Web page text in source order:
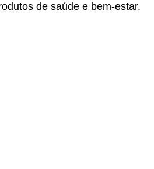
de saúde e bem-estar.